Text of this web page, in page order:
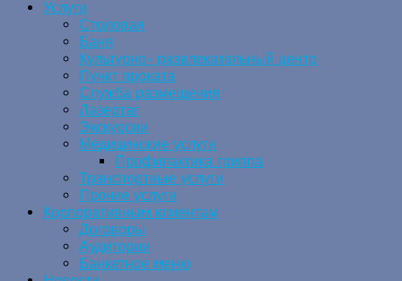
Услуги
Столовая
Баня
Культурно- развлекательный центр
Пункт проката
Служба размещения
Лазертаг
Экскурсии
Медицинские услуги
Профилактика гриппа
Транспортные услуги
Прочие услуги
Корпоративным клиентам
Договоры
Аудитории
Банкетное меню